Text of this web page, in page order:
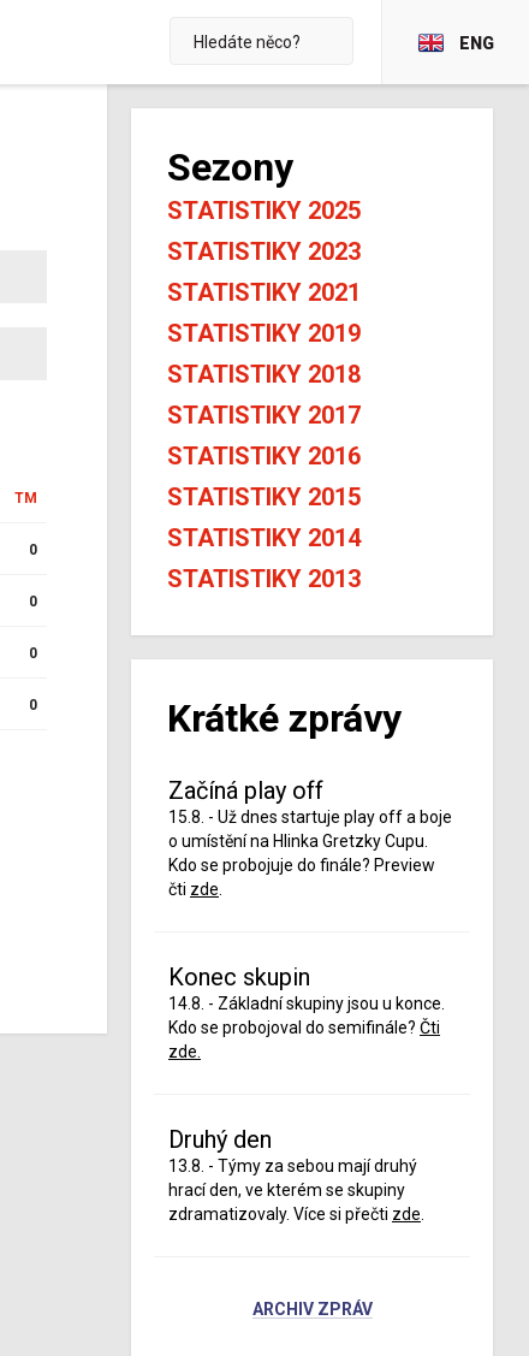
ENG
TM
0
0
0
0
Sezony
STATISTIKY 2025
STATISTIKY 2023
STATISTIKY 2021
STATISTIKY 2019
STATISTIKY 2018
STATISTIKY 2017
STATISTIKY 2016
STATISTIKY 2015
STATISTIKY 2014
STATISTIKY 2013
Krátké zprávy
Začíná play off
15.8. - Už dnes startuje play off a boje
o umístění na Hlinka Gretzky Cupu.
Kdo se probojuje do finále? Preview
čti zde
Konec skupin
14.8. - Základní skupiny jsou u konce.
Kdo se probojoval do semifinále? Čti
zde.
Druhý den
13.8. - Týmy za sebou mají druhý
hrací den, ve kterém se skupiny
zdramatizovaly. Více si přečti zde
ARCHIV ZPRÁV